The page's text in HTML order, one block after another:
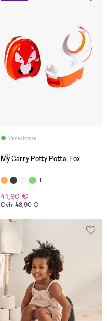
Varastossa
(21)
My Carry Potty Potta, Fox
41,90 €
Ovh: 48,90 €